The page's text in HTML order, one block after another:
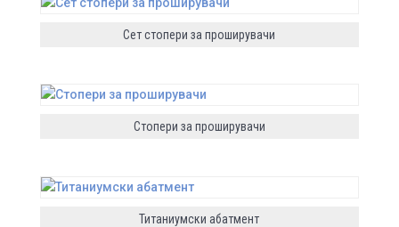
Сет стопери за проширувачи
Стопери за проширувачи
Титаниумски абатмент